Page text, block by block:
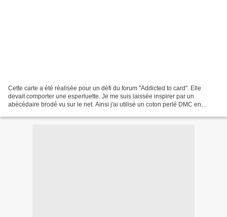
Cette carte a été réalisée pour un défi du forum "Addicted to card". Elle
devait comporter une esperluette. Je me suis laissée inspirer par un
abécédaire brodé vu sur le net. Ainsi j'ai utilisé un coton perlé DMC en